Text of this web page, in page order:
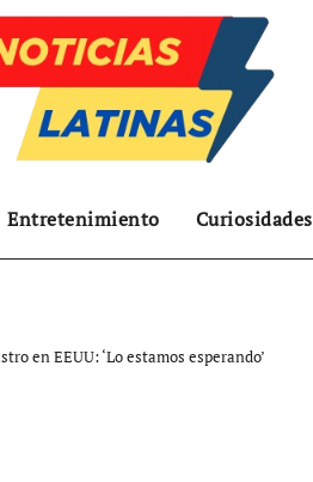
Entretenimiento Curiosidades
en EEUU: ‘Lo estamos esperando’